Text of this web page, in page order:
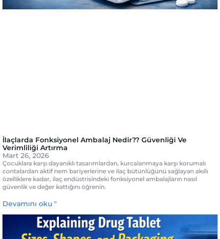
İlaçlarda Fonksiyonel Ambalaj Nedir?? Güvenliği Ve
Verimliliği Artırma
Mart 26, 2026
Çocuklara karşı dayanıklı tasarımlardan, kurcalanmaya karşı korumalı
contalardan aktif nem bariyerlerine ve ilaç bütünlüğünü sağlayan akıllı
özelliklere kadar, ilaç endüstrisindeki fonksiyonel ambalajların nasıl
güvenlik ve değer kattığını öğrenin.
Devamını oku "